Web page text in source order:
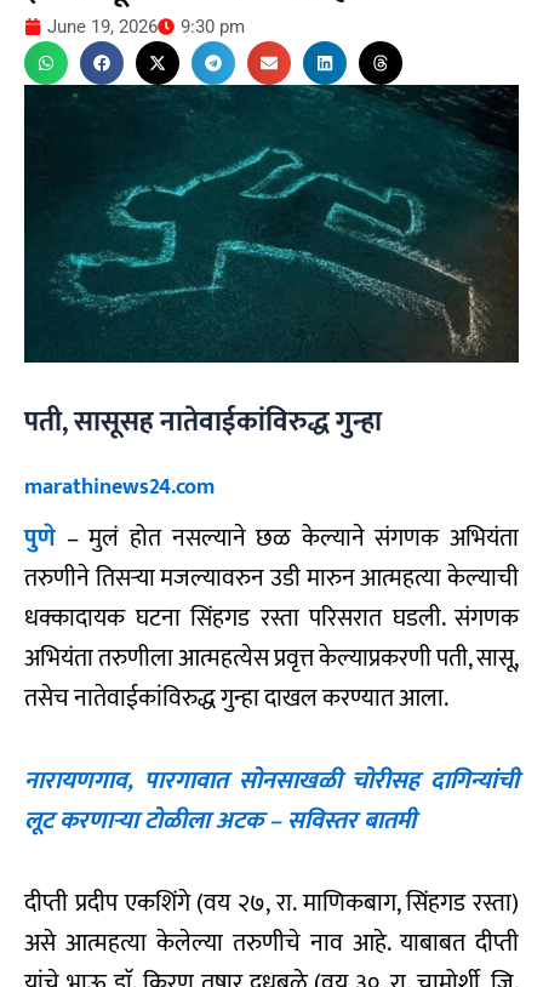
June 19, 2026 9:30 pm
पती, सासूसह नातेवाईकांविरुद्ध गुन्हा
marathinews24.com
पुणे – मुलं होत नसल्याने छळ केल्याने संगणक अभियंता
तरुणीने तिसऱ्या मजल्यावरुन उडी मारुन आत्महत्या केल्याची
धक्कादायक घटना सिंहगड रस्ता परिसरात घडली. संगणक
अभियंता तरुणीला आत्महत्येस प्रवृत्त केल्याप्रकरणी पती, सासू,
तसेच नातेवाईकांविरुद्ध गुन्हा दाखल करण्यात आला.
नारायणगाव, पारगावात सोनसाखळी चोरीसह दागिन्यांची
लूट करणाऱ्या टोळीला अटक – सविस्तर बातमी
दीप्ती प्रदीप एकशिंगे (वय २७, रा. माणिकबाग, सिंहगड रस्ता)
असे आत्महत्या केलेल्या तरुणीचे नाव आहे. याबाबत दीप्ती